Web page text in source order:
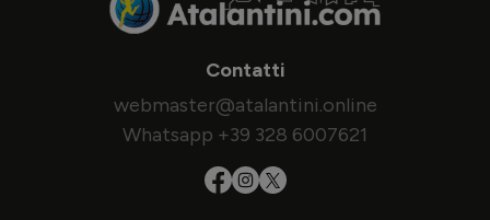
Contatti
webmaster@atalantini.online
Whatsapp +39 328 6007621